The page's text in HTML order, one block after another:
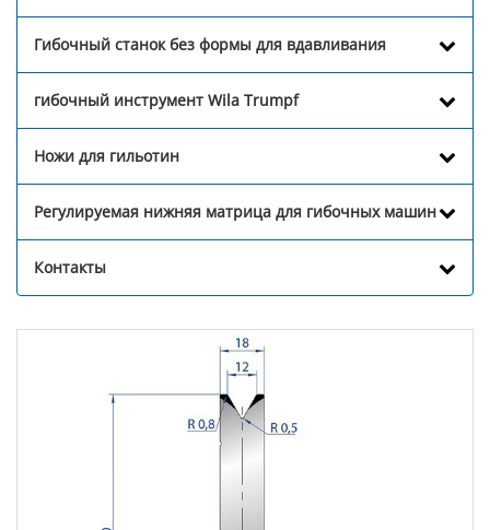
Гибочный станок без формы для вдавливания
гибочный инструмент Wila Trumpf
Ножи для гильотин
Регулируемая нижняя матрица для гибочных машин
Контакты